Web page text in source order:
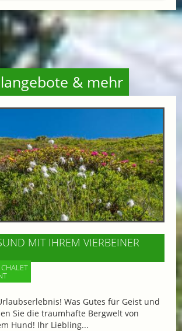
& mehr
MIT IHREM VIERBEINER
Was Gutes für Geist und
Sie die traumhafte Bergwelt von
Hund! Ihr Liebling...